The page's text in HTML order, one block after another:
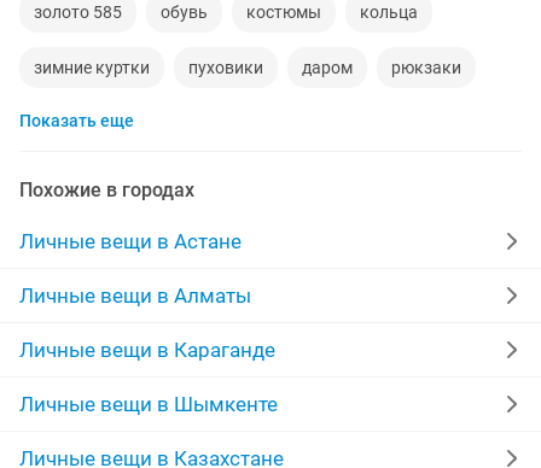
золото 585 обувь костюмы кольца
зимние куртки пуховики даром рюкзаки
инвалидные коляски
куртки мужские свадебное платье
памперсы взрослые серьги золотые
шубы мутон
Показать еще
Похожие в городах
Личные вещи в Астане
Личные вещи в Алматы
Личные вещи в Караганде
Личные вещи в Шымкенте
Личные вещи в Казахстане